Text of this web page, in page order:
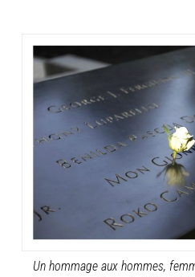
Un hommage aux hommes,